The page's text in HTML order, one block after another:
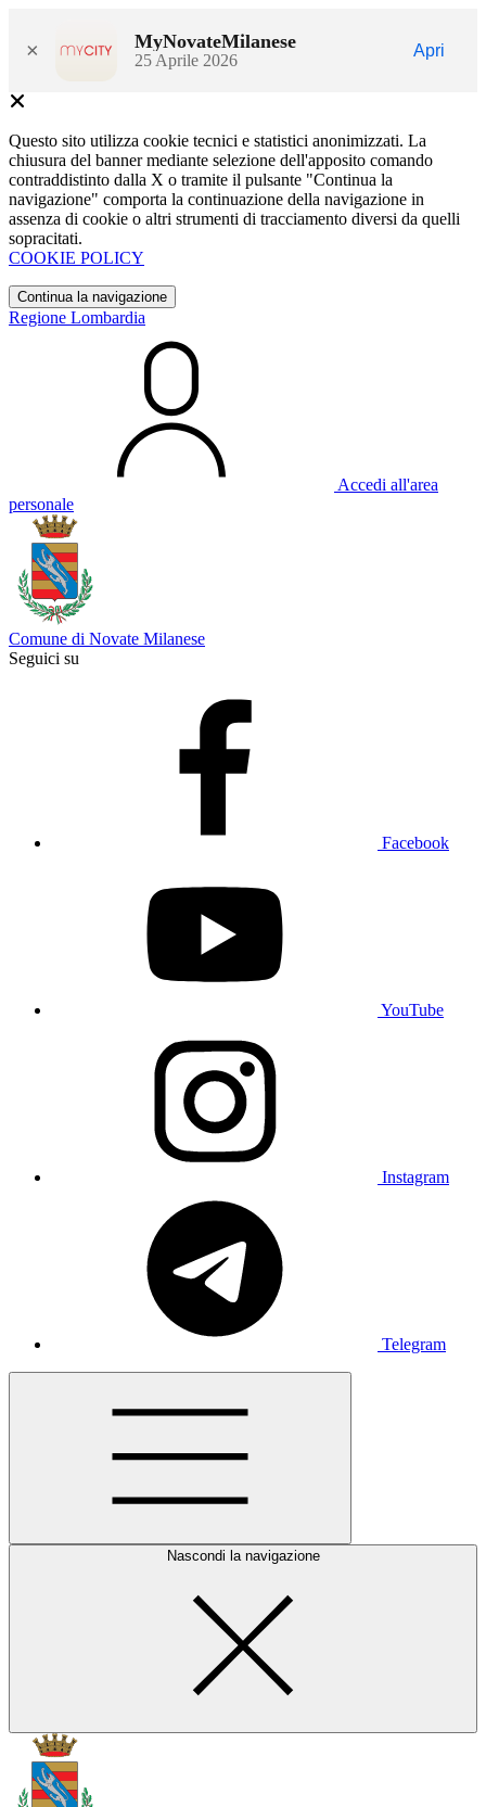
× MyNovateMilanese
25 Aprile 2026
Apri
Questo sito utilizza cookie tecnici e statistici anonimizzati. La
chiusura del banner mediante selezione dell'apposito comando
contraddistinto dalla X o tramite il pulsante "Continua la
navigazione" comporta la continuazione della navigazione in
assenza di cookie o altri strumenti di tracciamento diversi da quelli
sopracitati.
COOKIE POLICY
Continua la navigazione
Regione Lombardia
Accedi all'area
personale
Comune di Novate Milanese
Seguici su
Facebook
YouTube
Instagram
Telegram
Nascondi la navigazione